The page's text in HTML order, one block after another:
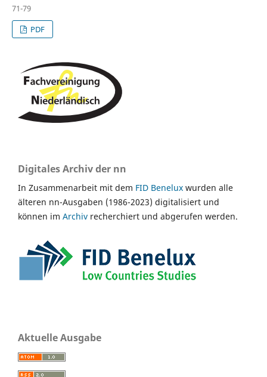
71-79
PDF
Digitales Archiv der nn
In Zusammenarbeit mit dem FID Benelux wurden alle
älteren nn-Ausgaben (1986-2023) digitalisiert und
können im Archiv recherchiert und abgerufen werden.
Aktuelle Ausgabe